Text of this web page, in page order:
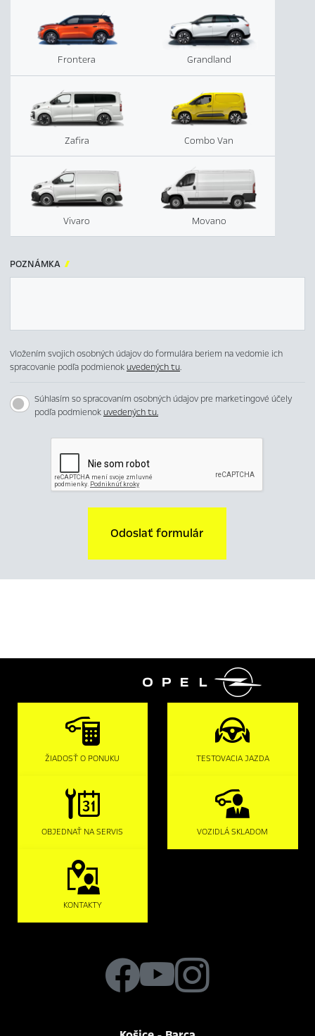
Frontera Grandland
Zafira Combo Van
Vivaro Movano
POZNÁMKA 
Vložením svojich osobných údajov do formulára beriem na vedomie ich
spracovanie podľa podmienokuvedených tu.
Súhlasím so spracovaním osobných údajov pre marketingové účely
podľa podmienokuvedených tu.
Odoslať formulár

ŽIADOSŤ O PONUKU TESTOVACIA JAZDA
OBJEDNAŤ NA SERVIS VOZIDLÁ SKLADOM
KONTAKTY